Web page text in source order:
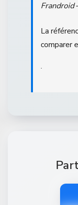
Frandroid
La
comparer
.